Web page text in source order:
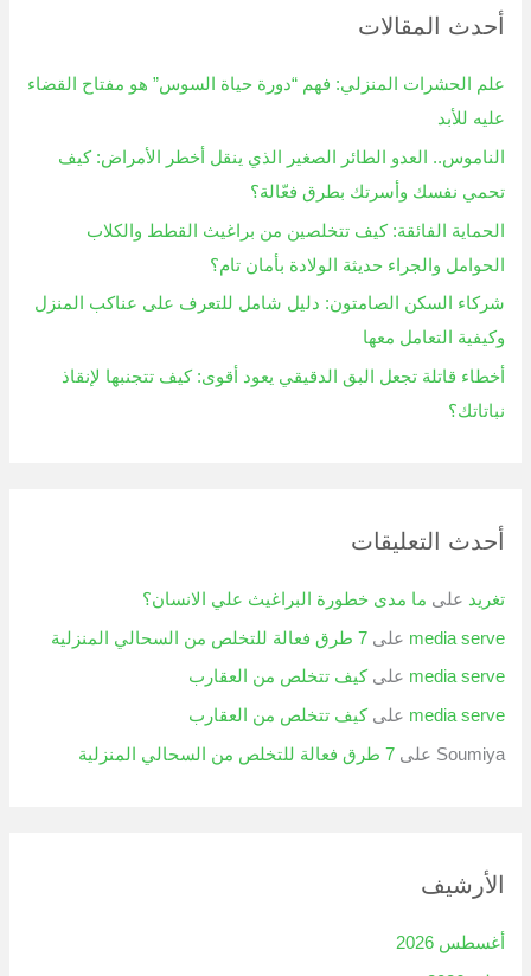
ثأحدث المقالات
علم الحشرات المنزلي: فهم “دورة حياة السوس” هو مفتاح القضاء
عليه للأبد
الناموس.. العدو الطائر الصغير الذي ينقل أخطر الأمراض: كيف
تحمي نفسك وأسرتك بطرق فعّالة؟
الحماية الفائقة: كيف تتخلصين من براغيث القطط والكلاب
الحوامل والجراء حديثة الولادة بأمان تام؟
شركاء السكن الصامتون: دليل شامل للتعرف على عناكب المنزل
وكيفية التعامل معها
أخطاء قاتلة تجعل البق الدقيقي يعود أقوى: كيف تتجنبها لإنقاذ
نباتاتك؟
أحدث التعليقات
تغريد على ما مدى خطورة البراغيث علي الانسان؟
media serve على7 طرق فعالة للتخلص من السحالي المنزلية
media serve علىكيف تتخلص من العقارب
media serve علىكيف تتخلص من العقارب
Soumiya على7 طرق فعالة للتخلص من السحالي المنزلية
الأرشيف
أغسطس 2026